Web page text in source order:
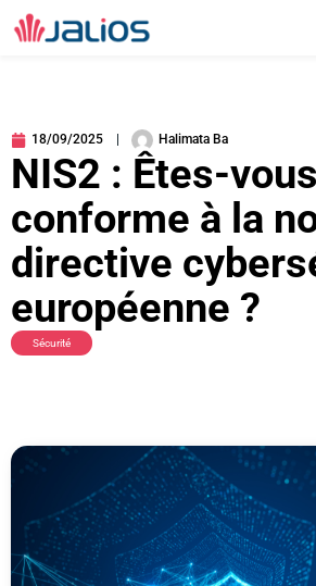
Aller
au
18/09/2025 Halimata Ba
NIS2 : Êtes-vous
conforme à la
directive
européenne ?
Sécurité